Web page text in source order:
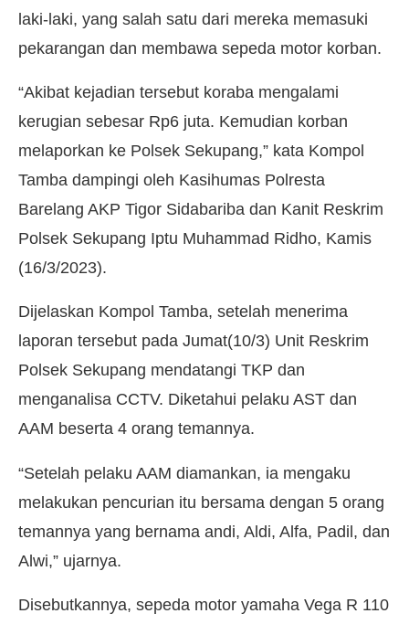
laki-laki, yang salah satu dari mereka memasuki
pekarangan dan membawa sepeda motor korban.
“Akibat kejadian tersebut koraba mengalami
kerugian sebesar Rp6 juta. Kemudian korban
melaporkan ke Polsek Sekupang,” kata Kompol
Tamba dampingi oleh Kasihumas Polresta
Barelang AKP Tigor Sidabariba dan Kanit Reskrim
Polsek Sekupang Iptu Muhammad Ridho, Kamis
(16/3/2023).
Dijelaskan Kompol Tamba, setelah menerima
laporan tersebut pada Jumat(10/3) Unit Reskrim
Polsek Sekupang mendatangi TKP dan
menganalisa CCTV. Diketahui pelaku AST dan
AAM beserta 4 orang temannya.
“Setelah pelaku AAM diamankan, ia mengaku
melakukan pencurian itu bersama dengan 5 orang
temannya yang bernama andi, Aldi, Alfa, Padil, dan
Alwi,” ujarnya.
Disebutkannya, sepeda motor yamaha Vega R 110